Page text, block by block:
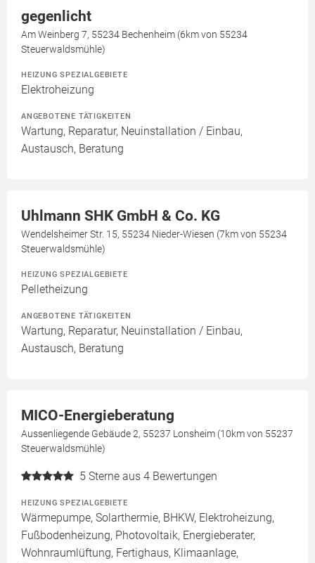
gegenlicht
Am Weinberg 7, 55234 Bechenheim (6km von 55234
Steuerwaldsmühle)
HEIZUNG SPEZIALGEBIETE
Elektroheizung
ANGEBOTENE TÄTIGKEITEN
Wartung, Reparatur, Neuinstallation / Einbau,
Austausch, Beratung
Uhlmann SHK GmbH & Co. KG
Wendelsheimer Str. 15, 55234 Nieder-Wiesen (7km von 55234
Steuerwaldsmühle)
HEIZUNG SPEZIALGEBIETE
Pelletheizung
ANGEBOTENE TÄTIGKEITEN
Wartung, Reparatur, Neuinstallation / Einbau,
Austausch, Beratung
MICO-Energieberatung
Aussenliegende Gebäude 2, 55237 Lonsheim (10km von 55237
Steuerwaldsmühle)
5 Sterne aus 4 Bewertungen
HEIZUNG SPEZIALGEBIETE
Wärmepumpe, Solarthermie, BHKW, Elektroheizung,
Fußbodenheizung, Photovoltaik, Energieberater,
Wohnraumlüftung, Fertighaus, Klimaanlage,